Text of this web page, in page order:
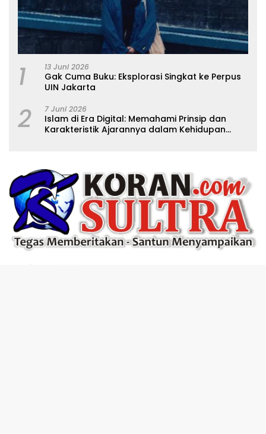
1 13 Juni 2026
Gak Cuma Buku: Eksplorasi Singkat ke Perpus
UIN Jakarta
2 7 Juni 2026
Islam di Era Digital: Memahami Prinsip dan
Karakteristik Ajarannya dalam Kehidupan